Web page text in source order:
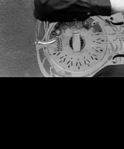
Pressefotos (2024)